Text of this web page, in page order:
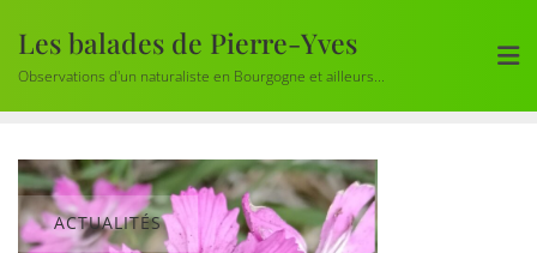
content
Les balades de Pierre-Yves
Observations d'un naturaliste en Bourgogne et ailleurs...
ACTUALITÉS